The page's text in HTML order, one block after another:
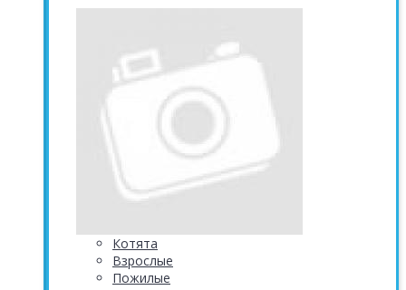
Котята
Взрослые
Пожилые